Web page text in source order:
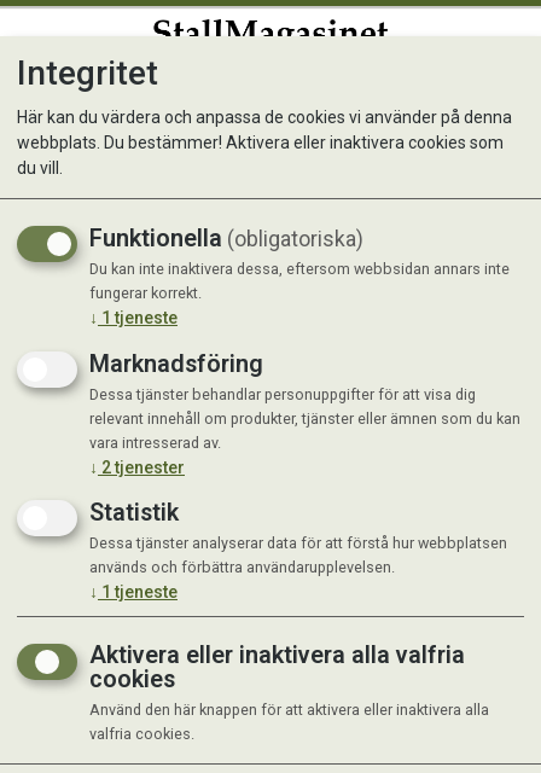
Leksak CozyFrog Grön
Nyhet
Integritet
Här kan du värdera och anpassa de cookies vi använder på denna
webbplats. Du bestämmer! Aktivera eller inaktivera cookies som
du vill.
Funktionella (obligatoriska)
Du kan inte inaktivera dessa, eftersom webbsidan annars inte
fungerar korrekt.
↓ 1 tjeneste
Marknadsföring
Dessa tjänster behandlar personuppgifter för att visa dig
relevant innehåll om produkter, tjänster eller ämnen som du kan
vara intresserad av.
↓ 2tjenester
Statistik
Dessa tjänster analyserar data för att förstå hur webbplatsen
används och förbättra användarupplevelsen.
↓ 1 tjeneste
Aktivera eller inaktivera alla valfria
cookies
Använd den här knappen för att aktivera eller inaktivera alla
valfria cookies.